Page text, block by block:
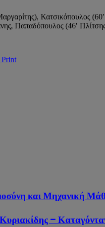
Κατσικόπουλος
Παπαδόπουλος (46′
Print
και Μηχανική
–